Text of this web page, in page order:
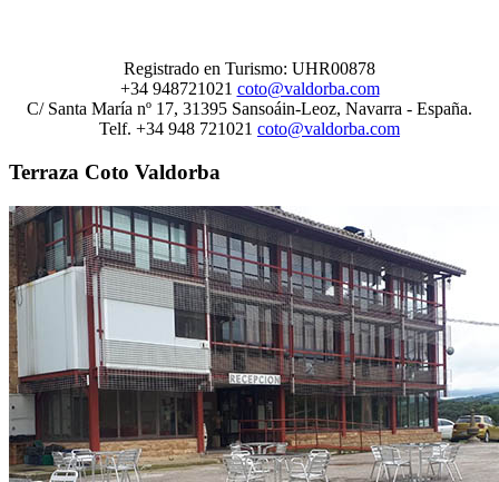
Registrado en Turismo: UHR00878
+34 948721021 coto@valdorba.com
C/ Santa María nº 17, 31395 Sansoáin-Leoz, Navarra - España.
Telf. +34 948 721021 coto@valdorba.com
Terraza Coto Valdorba